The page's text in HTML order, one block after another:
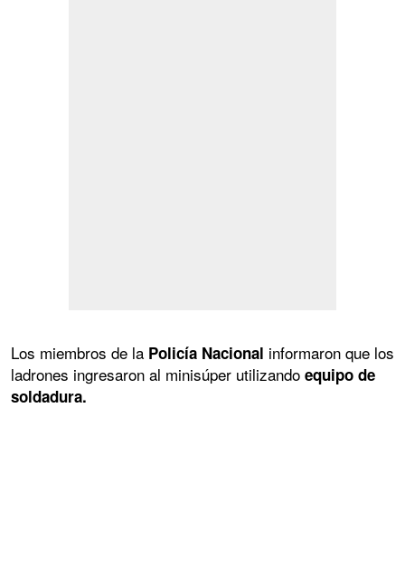
Los miembros de la Policía Nacional informaron que los
ladrones ingresaron al minisúper utilizando equipo de
soldadura.